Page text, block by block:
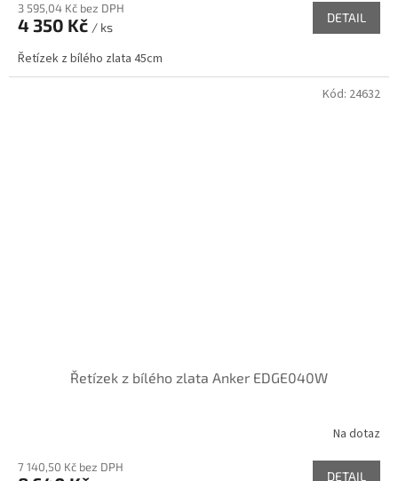
3 595,04 Kč bez DPH
4 350 Kč / ks
DETAIL
Řetízek z bílého zlata 45cm
Řetízek z bílého zlata Anker EDGE040W
Na dotaz
7 140,50 Kč bez DPH
DETAIL
Kód: 24632